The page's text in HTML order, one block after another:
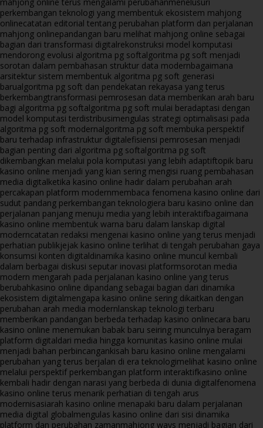
mahjong online terus mengalami perubahanmenelusuri
perkembangan teknologi yang membentuk ekosistem mahjong
onlinecatatan editorial tentang perubahan platform dan perjalanan
mahjong onlinepandangan baru melihat mahjong online sebagai
bagian dari transformasi digitalrekonstruksi model komputasi
mendorong evolusi algoritma pg softalgoritma pg soft menjadi
sorotan dalam pembahasan struktur data modernbagaimana
arsitektur sistem membentuk algoritma pg soft generasi
barualgoritma pg soft dan pendekatan rekayasa yang terus
berkembangtransformasi pemrosesan data memberikan arah baru
bagi algoritma pg softalgoritma pg soft mulai beradaptasi dengan
model komputasi terdistribusimengulas strategi optimalisasi pada
algoritma pg soft modernalgoritma pg soft membuka perspektif
baru terhadap infrastruktur digitalefisiensi pemrosesan menjadi
bagian penting dari algoritma pg softalgoritma pg soft
dikembangkan melalui pola komputasi yang lebih adaptiftopik baru
kasino online menjadi yang kian sering mengisi ruang pembahasan
media digitalketika kasino online hadir dalam perubahan arah
percakapan platform modernmembaca fenomena kasino online dari
sudut pandang perkembangan teknologiera baru kasino online dan
perjalanan panjang menuju media yang lebih interaktifbagaimana
kasino online membentuk warna baru dalam lanskap digital
moderncatatan redaksi mengenai kasino online yang terus menjadi
perhatian publikjejak kasino online terlihat di tengah perubahan gaya
konsumsi konten digitaldinamika kasino online muncul kembali
dalam berbagai diskusi seputar inovasi platformsorotan media
modern mengarah pada perjalanan kasino online yang terus
berubahkasino online dipandang sebagai bagian dari dinamika
ekosistem digitalmengapa kasino online sering dikaitkan dengan
perubahan arah media modernlanskap teknologi terbaru
memberikan pandangan berbeda terhadap kasino onlinecara baru
kasino online menemukan babak baru seiring munculnya beragam
platform digitaldari media hingga komunitas kasino online mulai
menjadi bahan perbincangankisah baru kasino online mengalami
perubahan yang terus berjalan di era teknologimelihat kasino online
melalui perspektif perkembangan platform interaktifkasino online
kembali hadir dengan narasi yang berbeda di dunia digitalfenomena
kasino online terus menarik perhatian di tengah arus
modernisasiarah kasino online menapaki baru dalam perjalanan
media digital globalmengulas kasino online dari sisi dinamika
platform dan perubahan zamanmahjong ways menjadi bagian dari